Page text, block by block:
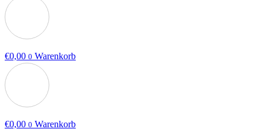
€0,00 0 Warenkorb
€0,00 0 Warenkorb